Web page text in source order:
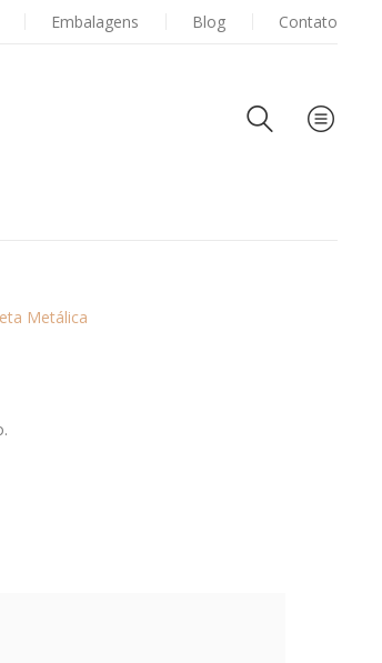
PORTACARTÕES DE VISITA
Embalagens Blog Contato
Metálica